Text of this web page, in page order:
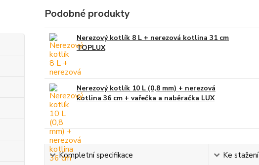
Podobné produkty
Nerezový kotlík 8 L + nerezová kotlina 31 cm
TOPLUX
Nerezový kotlík 10 L (0,8 mm) + nerezová
kotlina 36 cm + vařečka a naběračka LUX
Kompletní specifikace Ke stažení